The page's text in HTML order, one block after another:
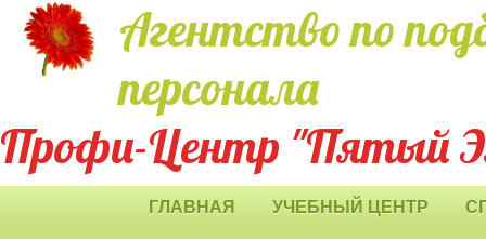
Агентство по
персонала
Профи-Центр "Пятый
ГЛАВНАЯ УЧЕБНЫЙ ЦЕНТР